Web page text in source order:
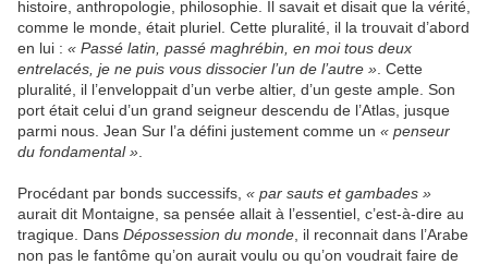
histoire, anthropologie, philosophie. Il savait et disait que la vérité,
comme le monde, était pluriel. Cette pluralité, il la trouvait d’abord
en lui : « Passé latin, passé maghrébin, en moi tous deux
entrelacés, je ne puis vous dissocier l’un de l’autre » . Cette
pluralité, il l’enveloppait d’un verbe altier, d’un geste ample. Son
port était celui d’un grand seigneur descendu de l’Atlas, jusque
parmi nous. Jean Sur l’a défini justement comme un « penseur
du fondamental »
Procédant par bonds successifs, « par sauts et gambades »
aurait dit Montaigne, sa pensée allait à l’essentiel, c’est-à-dire au
tragique. Dans Dépossession du monde , il reconnait dans l’Arabe
non pas le fantôme qu’on aurait voulu ou qu’on voudrait faire de